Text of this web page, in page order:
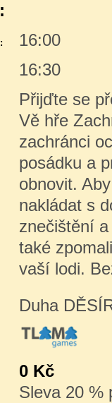
16:00
16:30
Přijďte se
Vě hře
zachránci
posádku a
obnovit.
nakládat s
znečištění
také
vaší lodi.
Duha
0 Kč
Sleva 20 %